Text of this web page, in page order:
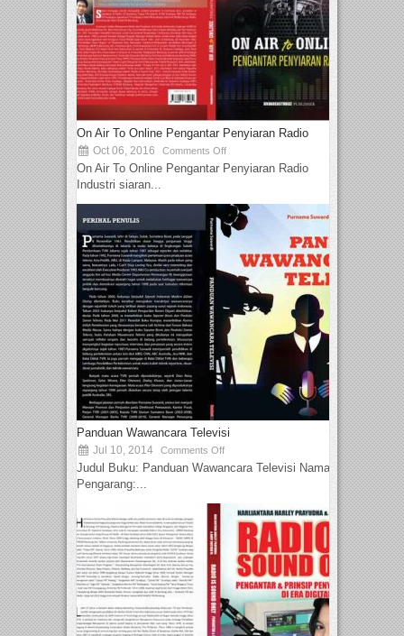
On Air To Online Pengantar Penyiaran Radio
Oct 06, 2016 Comments Off
On Air To Online Pengantar Penyiaran Radio
Industri siaran...
Panduan Wawancara Televisi
Jul 10, 2014 Comments Off
Judul Buku: Panduan Wawancara Televisi Nama
Pengarang:...